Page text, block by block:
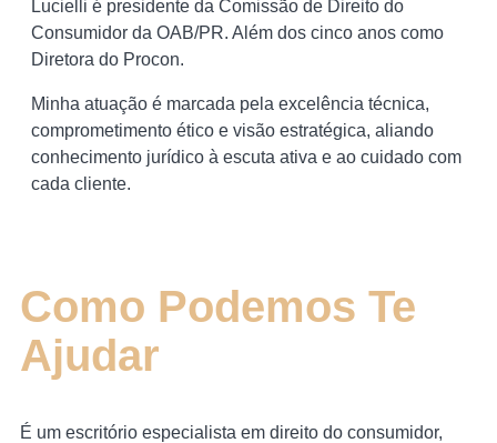
Lucielli é presidente da Comissão de Direito do
Consumidor da OAB/PR. Além dos cinco anos como
Diretora do Procon.
Minha atuação é marcada pela excelência técnica,
comprometimento ético e visão estratégica, aliando
conhecimento jurídico à escuta ativa e ao cuidado com
cada cliente.
Como Podemos Te
Ajudar
É um escritório especialista em direito do consumidor,